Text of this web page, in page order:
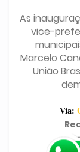
As
vice-
Marcelo
União
Via: